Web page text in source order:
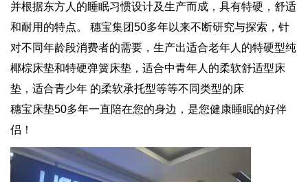
并根据东方人的睡眠习惯设计及生产而成，具有特硬，舒适
和耐用的特点。 穗宝集团50多年以来不断研究与探索，针
对不同年龄段消费者的需要，生产出适合老年人的特硬型纯
椰棕床垫和特硬弹簧床垫，适合中青年人的柔软舒适型床
垫，适合青少年 的柔软承托型等等不同类型的床
穗宝床垫50多年一直陪在您的身边，是您健康睡眠的好伴
侣！